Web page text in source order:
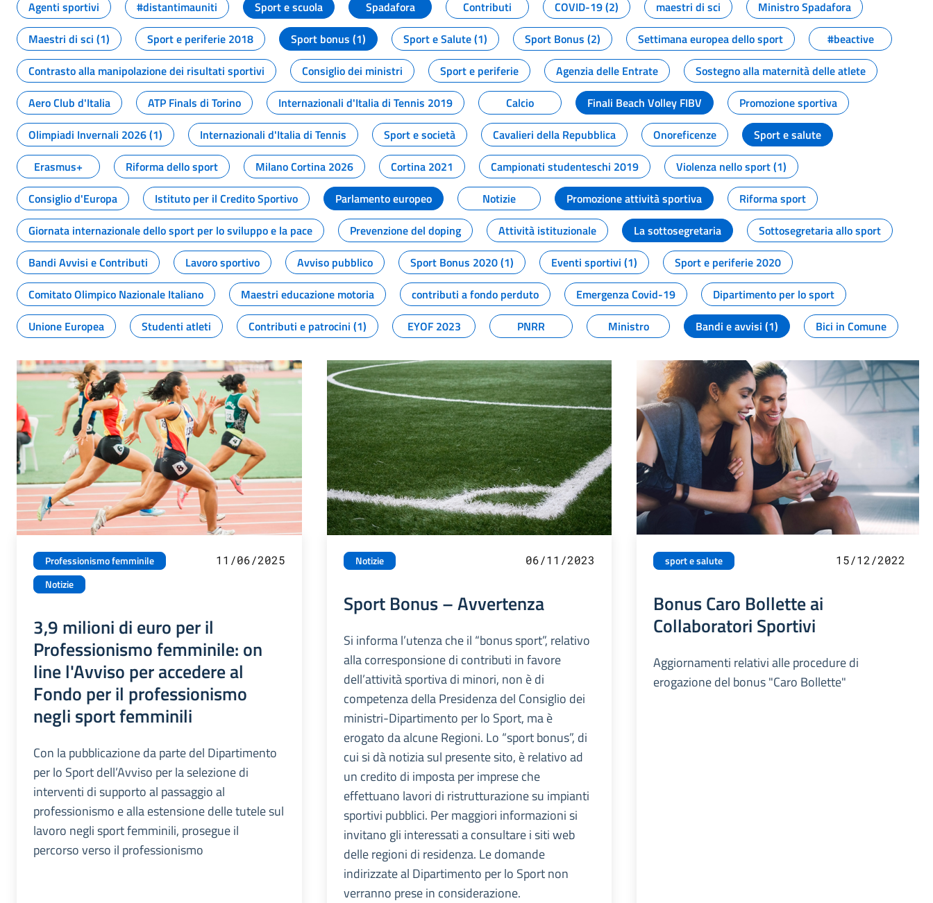
Agenti sportivi
#distantimauniti Sport e scuola Spadafora Contributi COVID-19 (2) maestri di sci
Ministro Spadafora
Maestri di sci (1)
Sport e periferie 2018 Sport bonus (1) Sport e Salute (1) Sport Bonus (2) Settimana europea dello sport
#beactive
Contrasto alla manipolazione dei risultati sportivi
Consiglio dei ministri Sport e periferie Agenzia delle Entrate
Sostegno alla maternità delle atlete
Aero Club d'Italia
ATP Finals di Torino Internazionali d'Italia di Tennis 2019 Calcio Finali Beach Volley FIBV
Promozione sportiva
Olimpiadi Invernali 2026 (1)
Internazionali d'Italia di Tennis Sport e società Cavalieri della Repubblica Onoreficenze
Sport e salute
Erasmus+
Riforma dello sport Milano Cortina 2026 Cortina 2021 Campionati studenteschi 2019
Violenza nello sport (1)
Consiglio d'Europa
Istituto per il Credito Sportivo Parlamento europeo Notizie Promozione attività sportiva
Riforma sport
Giornata internazionale dello sport per lo sviluppo e la pace
Prevenzione del doping Attività istituzionale La sottosegretaria
Sottosegretaria allo sport
Bandi Avvisi e Contributi
Lavoro sportivo Avviso pubblico Sport Bonus 2020 (1) Eventi sportivi (1)
Sport e periferie 2020
Comitato Olimpico Nazionale Italiano
Maestri educazione motoria contributi a fondo perduto Emergenza Covid-19
Dipartimento per lo sport
Unione Europea
Studenti atleti Contributi e patrocini (1) EYOF 2023 PNRR Ministro Bandi e avvisi (1) Bici in Comune
Professionismo femminile
Notizie
11/06/2025
3,9 milioni di euro per il
Professionismo femminile: on
line l'Avviso per accedere al
Fondo per il professionismo
negli sport femminili
Con la pubblicazione da parte del Dipartimento
per lo Sport dell’Avviso per la selezione di
interventi di supporto al passaggio al
professionismo e alla estensione delle tutele sul
lavoro negli sport femminili, prosegue il
percorso verso il professionismo
Notizie 06/11/2023
Sport Bonus – Avvertenza
Si informa l’utenza che il “bonus sport”, relativo
alla corresponsione di contributi in favore
dell’attività sportiva di minori, non è di
competenza della Presidenza del Consiglio dei
ministri-Dipartimento per lo Sport, ma è
erogato da alcune Regioni. Lo “sport bonus”, di
cui si dà notizia sul presente sito, è relativo ad
un credito di imposta per imprese che
effettuano lavori di ristrutturazione su impianti
sportivi pubblici. Per maggiori informazioni si
invitano gli interessati a consultare i siti web
delle regioni di residenza. Le domande
indirizzate al Dipartimento per lo Sport non
verranno prese in considerazione.
sport e salute 15/12/2022
Bonus Caro Bollette ai
Collaboratori Sportivi
Aggiornamenti relativi alle procedure di
erogazione del bonus "Caro Bollette"